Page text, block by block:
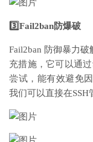
3️⃣Fail2ban防爆破
Fail2ban 防御暴力
充措施，它可以通
尝试，能有效避免
我们可以直接在SSH